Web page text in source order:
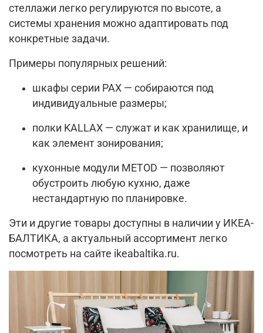
стеллажи легко регулируются по высоте, а
системы хранения можно адаптировать под
конкретные задачи.
Примеры популярных решений:
шкафы серии PAX — собираются под
индивидуальные размеры;
полки KALLAX — служат и как хранилище, и
как элемент зонирования;
кухонные модули METOD — позволяют
обустроить любую кухню, даже
нестандартную по планировке.
Эти и другие товары доступны в наличии у ИКЕА-
БАЛТИКА, а актуальный ассортимент легко
посмотреть на сайте ikeabaltika.ru.